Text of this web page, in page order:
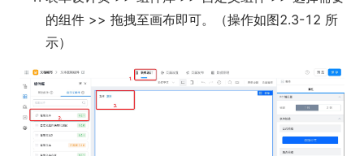
的组件 >> 拖拽至画布即可。（操作如图2.3-12 所
示）